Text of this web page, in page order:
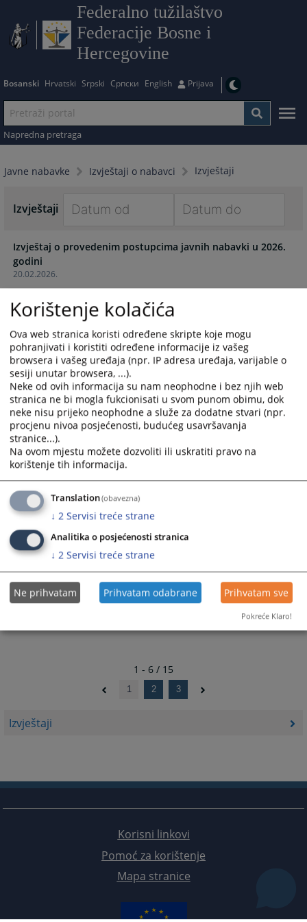
Federalno tužilaštvo
Federacije Bosne i
Hercegovine
Bosanski Hrvatski Srpski Српски English Prijava
Napredna pretraga
Javne nabavke Izvještaji o nabavci Izvještaji
Izvještaji
Izvještaji
forward
with
the
calendar
and
select
a
date.
Press
the
question
key
the
keyboard
shortcuts
for
dates.
forward
with
and
select
a
date.
Press
the
question
key
shortcuts
dates.
20.02.2026.
Izvještaj o provedenim postupcima javnih nabavki u 2026.
godini
Izvještaj o provedenim postupcima javnih nabavki u 2025.
godini
15.03.2024.
Izvještaji o provedenim postupcima javnih nabavki u 2024.
godini
Izvještaji o provedenim postupcima javnih nabavki u 2023.
godini
Praćenja realizacije ugovora/okvirnog sporazuma u
postupcima javnih nabavki u 2022. godini
Izvještaji o provedenim postupcima javnih nabavki u 2022.
godini
1 - 6 / 15
1 2 3
Korisni linkovi
Pomoć za korištenje
Mapa stranice
Korištenje kolačića
Ova web stranica koristi određene skripte koje mogu
pohranjivati i koristiti određene informacije iz vašeg
browsera i vašeg uređaja (npr. IP adresa uređaja, varijable o
sesiji unutar browsera, ...).
Neke od ovih informacija su nam neophodne i bez njih web
stranica ne bi mogla fukcionisati u svom punom obimu, dok
neke nisu prijeko neophodne a služe za dodatne stvari (npr.
procjenu nivoa posjećenosti, budućeg usavršavanja
stranice...).
Na ovom mjestu možete dozvoliti ili uskratiti pravo na
korištenje tih informacija.
Translation(obavezna)
↓ 2 Servisi treće strane
Analitika o posjećenosti stranica
↓ 2 Servisi treće strane
Ne prihvatam Prihvatam odabrane Prihvatam sve
Pokreće Klaro!